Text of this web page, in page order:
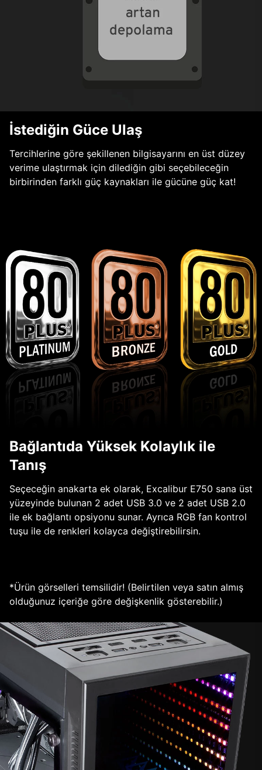
İstediğin Güce Ulaş
Tercihlerine göre şekillenen bilgisayarını en üst düzey
verime ulaştırmak için dilediğin gibi seçebileceğin
birbirinden farklı güç kaynakları ile gücüne güç kat!
Bağlantıda Yüksek Kolaylık ile
Tanış
Seçeceğin anakarta ek olarak, Excalibur E750 sana üst
yüzeyinde bulunan 2 adet USB 3.0 ve 2 adet USB 2.0
ile ek bağlantı opsiyonu sunar. Ayrıca RGB fan kontrol
tuşu ile de renkleri kolayca değiştirebilirsin.
*Ürün görselleri temsilidir! (Belirtilen veya satın almış
olduğunuz içeriğe göre değişkenlik gösterebilir.)